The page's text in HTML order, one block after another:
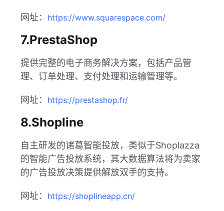
网址： https://www.squarespace.com/
7.PrestaShop
提供完整的电子商务解决方案，包括产品管
理、订单处理、支付处理和运输管理等。
网址： https://prestashop.fr/
8.Shopline
自主研发的诸葛智能投放，类似于Shoplazza
的智能广告投放系统，其大数据算法将为卖家
的广告投放决策提供解放双手的支持。
网址： https://shoplineapp.cn/